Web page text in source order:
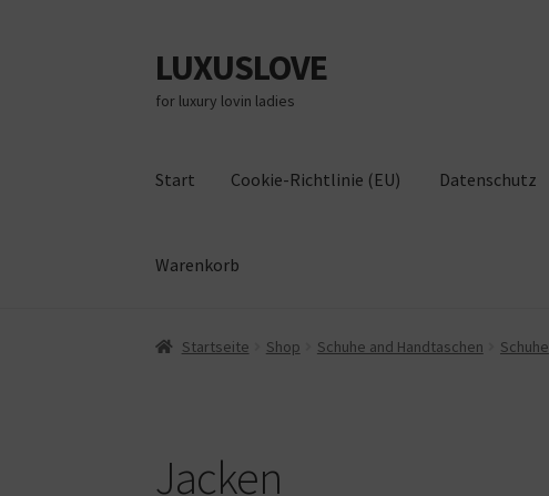
Zur
Navigation
springen
Zum
Inhalt
springen
LUXUSLOVE
for luxury lovin ladies
Start Cookie-Richtlinie (EU) Datenschutz
Warenkorb
Start Cookie-Richtlinie (EU) Datenschutz Impressum
Startseite Shop Schuhe and Handtaschen Schuhe
Jacken